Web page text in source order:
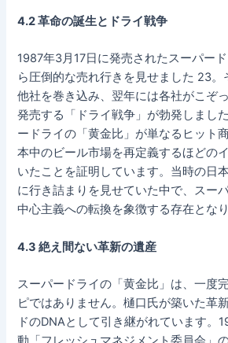
4.2 革命の誕生とドライ戦争
1987年3月17日に発売されたスーパー
ら圧倒的な売れ行きを見せました 23。
他社を巻き込み、翌年には各社がこぞ
発売する「ドライ戦争」が勃発しまし
ードライの「黄金比」が単なるヒット
本中のビール市場を再定義するほどの
いたことを証明しています。当時の日
に行き詰まりを見せていた中で、スー
中心主義への転換を象徴する存在とな
4.3 絶え間ない革新の遺産
スーパードライの「黄金比」は、一度
ピではありません。樋口氏が築いた革
ドのDNAとして引き継がれています。